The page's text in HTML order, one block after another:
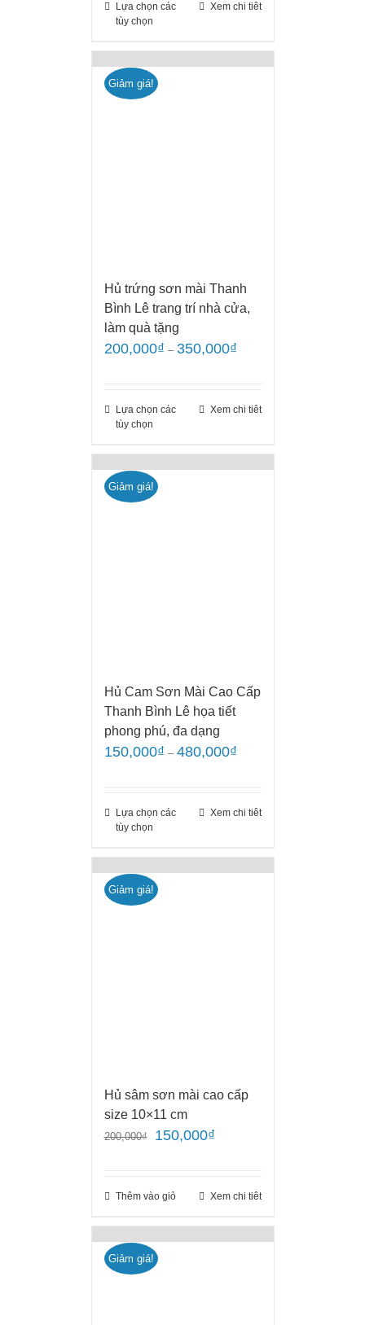
Lựa chọn các
tùy chọn
Xem chi tiêt
Giảm giá!
Hủ trứng sơn mài Thanh
Bình Lê trang trí nhà cửa,
làm quà tặng
200,000₫ – 350,000₫
Lựa chọn các
tùy chọn
Xem chi tiêt
Giảm giá!
Hủ Cam Sơn Mài Cao Cấp
Thanh Bình Lê họa tiết
phong phú, đa dạng
150,000₫ – 480,000₫
Lựa chọn các
tùy chọn
Xem chi tiêt
Giảm giá!
Hủ sâm sơn mài cao cấp
size 10×11 cm
200,000₫ 150,000₫
Thêm vào giỏ Xem chi tiêt
Giảm giá!